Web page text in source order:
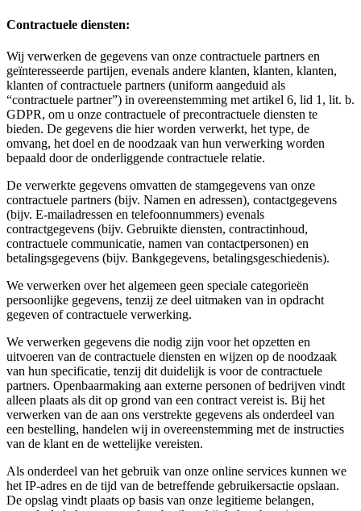
Contractuele diensten:
Wij verwerken de gegevens van onze contractuele partners en
geïnteresseerde partijen, evenals andere klanten, klanten, klanten,
klanten of contractuele partners (uniform aangeduid als
“contractuele partner”) in overeenstemming met artikel 6, lid 1, lit. b.
GDPR, om u onze contractuele of precontractuele diensten te
bieden. De gegevens die hier worden verwerkt, het type, de
omvang, het doel en de noodzaak van hun verwerking worden
bepaald door de onderliggende contractuele relatie.
De verwerkte gegevens omvatten de stamgegevens van onze
contractuele partners (bijv. Namen en adressen), contactgegevens
(bijv. E-mailadressen en telefoonnummers) evenals
contractgegevens (bijv. Gebruikte diensten, contractinhoud,
contractuele communicatie, namen van contactpersonen) en
betalingsgegevens (bijv. Bankgegevens, betalingsgeschiedenis).
We verwerken over het algemeen geen speciale categorieën
persoonlijke gegevens, tenzij ze deel uitmaken van in opdracht
gegeven of contractuele verwerking.
We verwerken gegevens die nodig zijn voor het opzetten en
uitvoeren van de contractuele diensten en wijzen op de noodzaak
van hun specificatie, tenzij dit duidelijk is voor de contractuele
partners. Openbaarmaking aan externe personen of bedrijven vindt
alleen plaats als dit op grond van een contract vereist is. Bij het
verwerken van de aan ons verstrekte gegevens als onderdeel van
een bestelling, handelen wij in overeenstemming met de instructies
van de klant en de wettelijke vereisten.
Als onderdeel van het gebruik van onze online services kunnen we
het IP-adres en de tijd van de betreffende gebruikersactie opslaan.
De opslag vindt plaats op basis van onze legitieme belangen,